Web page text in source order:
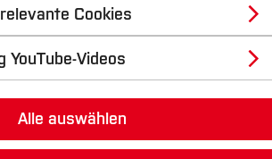
Cookies
YouTube-Videos
Alle auswählen